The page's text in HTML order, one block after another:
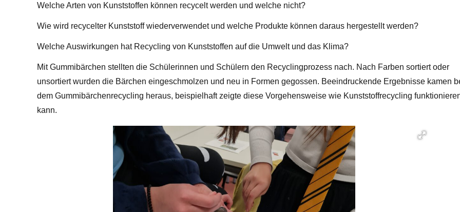
Welche Arten von Kunststoffen können recycelt werden und welche nicht?
Wie wird recycelter Kunststoff wiederverwendet und welche Produkte können daraus hergestellt werden?
Welche Auswirkungen hat Recycling von Kunststoffen auf die Umwelt und das Klima?
Mit Gummibärchen stellten die Schülerinnen und Schülern den Recyclingprozess nach. Nach Farben sortiert oder
unsortiert wurden die Bärchen eingeschmolzen und neu in Formen gegossen. Beeindruckende Ergebnisse kamen
dem Gummibärchenrecycling heraus, beispielhaft zeigte diese Vorgehensweise wie Kunststoffrecycling
kann.